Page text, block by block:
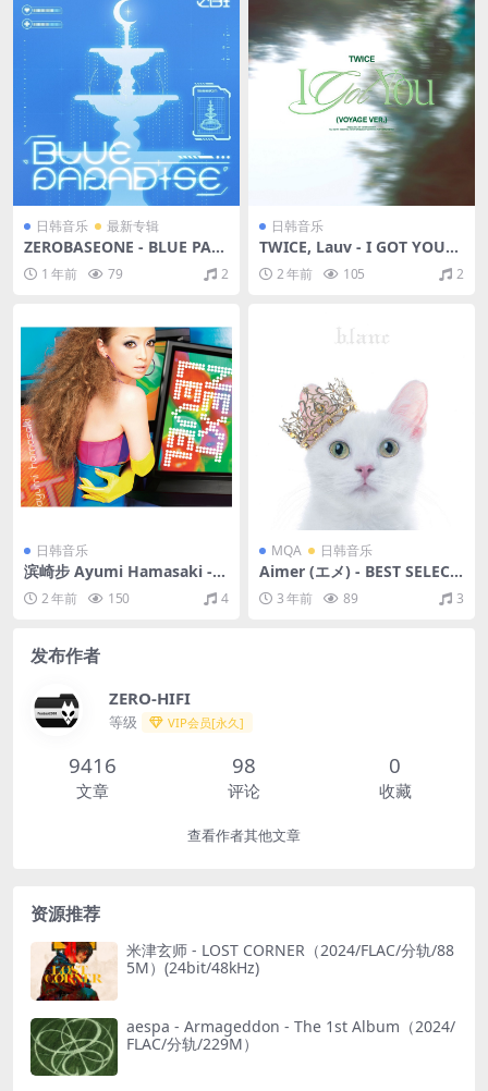
日韩音乐 最新专辑
ZEROBASEONE - BLUE PAR
ADISE（2025/FLAC/EP分轨/
134M）
1 年前 79 2
日韩音乐
TWICE, Lauv - I GOT YOU
(Voyage ver.)（2024/FLAC/
分轨/237M）
2 年前 105 2
日韩音乐
滨崎步 Ayumi Hamasaki - N
EXT LEVEL（2009/FLAC/分
轨/879M）
2 年前 150 4
MQA 日韩音乐
Aimer (エメ) - BEST SELECTI
ON "blanc"（2017/FLAC/分
轨/480M）(MQA/16bit/44.1
3 年前 89 3
发布作者
ZERO-HIFI
等级 VIP会员[永久]
9416
文章
98
评论
0
收藏
查看作者其他文章
资源推荐
米津玄师 - LOST CORNER（2024/FLAC/分轨/88
5M）(24bit/48kHz)
aespa - Armageddon - The 1st Album（2024/
FLAC/分轨/229M）